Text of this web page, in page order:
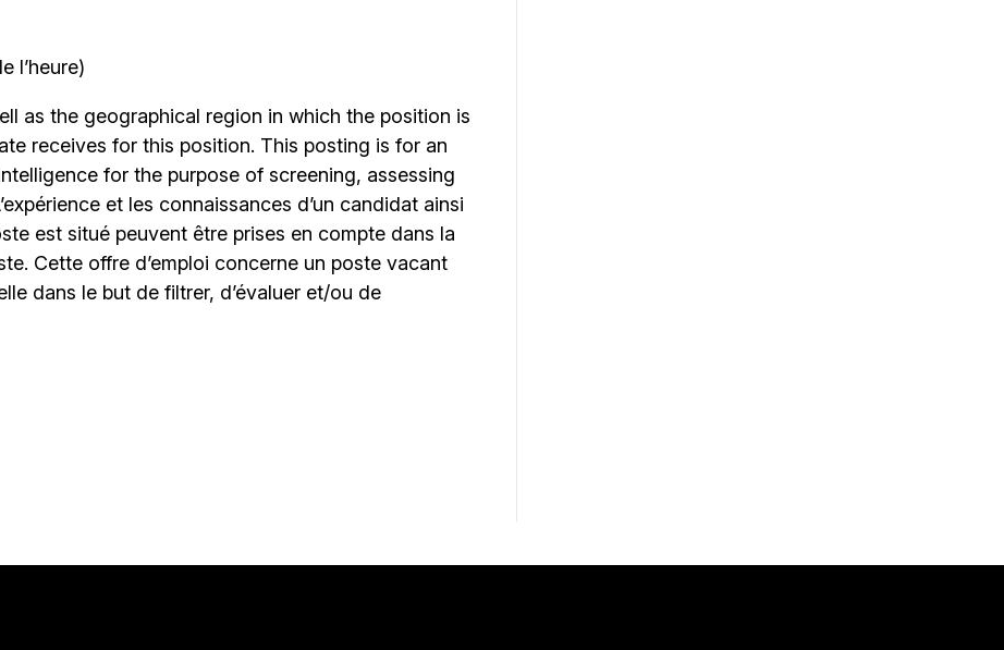
l’heure)
as the geographical region in which the position is
receives for this position. This posting is for an
for the purpose of screening, assessing
et les connaissances d’un candidat ainsi
est situé peuvent être prises en compte dans la
Cette offre d’emploi concerne un poste vacant
dans le but de filtrer, d’évaluer et/ou de